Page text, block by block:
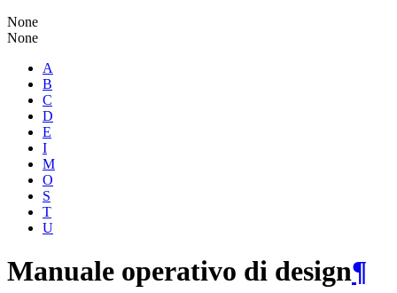
None
None
A
B
C
D
E
I
M
O
S
T
U
Manuale operativo di design¶